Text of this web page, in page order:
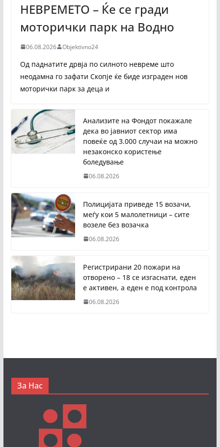
НЕВРЕМЕТО – Ќе се гради
моторички парк на Водно
06.08.2026 Objektivno24
Од паднатите дрвја по силното невреме што
неодамна го зафати Скопје ќе биде изграден нов
моторички парк за деца и
Анализите на Фондот покажале
дека во јавниот сектор има
повеќе од 3.000 случаи на можно
незаконско користење
боледување
06.08.2026
Полицијата приведе 15 возачи,
меѓу кои 5 малолетници – сите
возеле без возачка
06.08.2026
Регистрирани 20 пожари на
отворено – 18 се изгаснати, еден
е активен, а еден е под контрола
06.08.2026
За Нас